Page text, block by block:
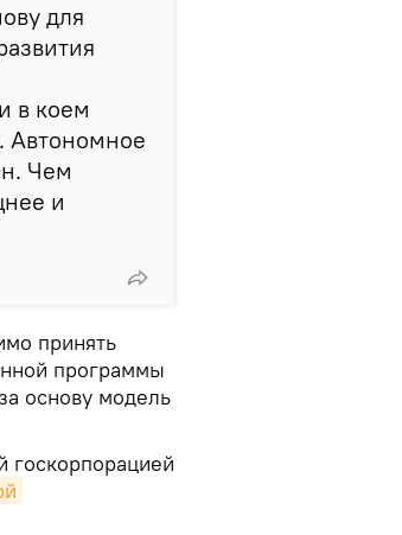
для
в коем
Автономное
Чем
и
принять
программы
основу модель
госкорпорацией